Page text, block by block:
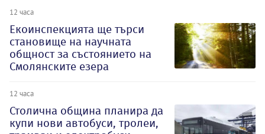
12 часа
Екоинспекцията ще търси
становище на научната
общност за състоянието на
Смолянските езера
12 часа
Столична община планира да
купи нови автобуси, тролеи,